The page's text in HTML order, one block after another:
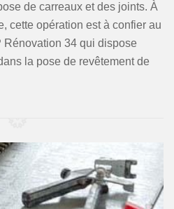
de carreaux et des joints. À
cette opération est à confier au
34 qui dispose
la pose de revêtement de